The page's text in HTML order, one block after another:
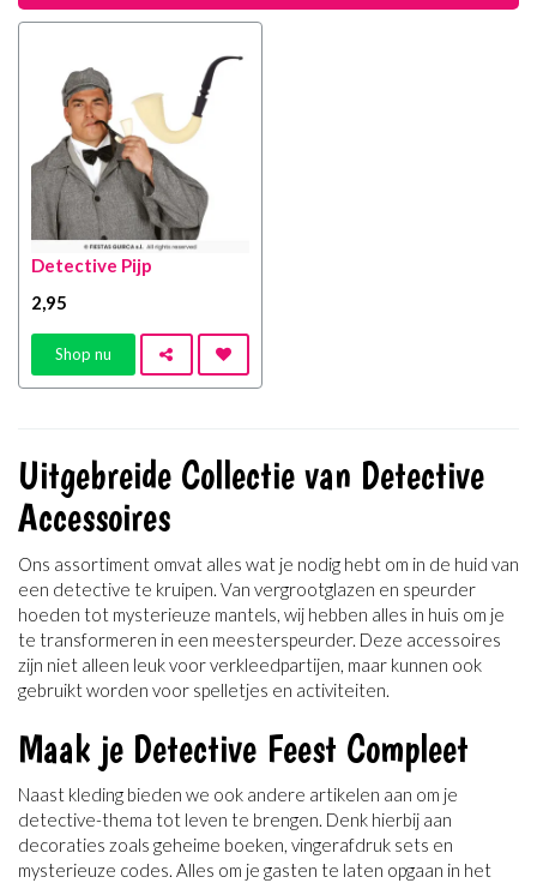
Detective Pijp
2,95
Shop nu
Uitgebreide Collectie van Detective
Accessoires
Ons assortiment omvat alles wat je nodig hebt om in de huid van
een detective te kruipen. Van vergrootglazen en speurder
hoeden tot mysterieuze mantels, wij hebben alles in huis om je
te transformeren in een meesterspeurder. Deze accessoires
zijn niet alleen leuk voor verkleedpartijen, maar kunnen ook
gebruikt worden voor spelletjes en activiteiten.
Maak je Detective Feest Compleet
Naast kleding bieden we ook andere artikelen aan om je
detective-thema tot leven te brengen. Denk hierbij aan
decoraties zoals geheime boeken, vingerafdruk sets en
mysterieuze codes. Alles om je gasten te laten opgaan in het